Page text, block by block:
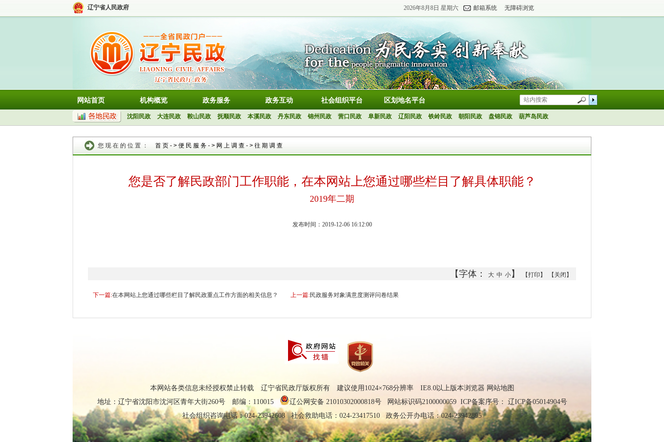
辽宁省人民政府 2026年8月8日 星期六 邮箱系统 无障碍浏览
网站首页 机构概览 政务服务 政务互动 社会组织平台 区划地名平台
沈阳民政 大连民政 鞍山民政 抚顺民政 本溪民政 丹东民政 锦州民政 营口民政 阜新民政 辽阳民政 铁岭民政 朝阳民政 盘锦民政 葫芦岛民政
您现在的位置： 首页 -> 便民服务 -> 网上调查 -> 往期调查
您是否了解民政部门工作职能，在本网站上您通过哪些栏目了解具体职能？
2019年二期
发布时间：2019-12-06 16:12:00
【字体： 大 中 小 】 【打印】 【关闭】
下一篇:在本网站上您通过哪些栏目了解民政重点工作方面的相关信息？ 上一篇:民政服务对象满意度测评问卷结果
本网站各类信息未经授权禁止转载 辽宁省民政厅版权所有 建议使用1024×768分辨率 IE8.0以上版本浏览器 网站地图
地址：辽宁省沈阳市沈河区青年大街260号 邮编：110015
辽公网安备 21010302000818号网站标识码2100000059 ICP备案序号： 辽ICP备05014904号
社会组织咨询电话：024-23942608 社会救助电话：024-23417510 政务公开办电话：024-23942895